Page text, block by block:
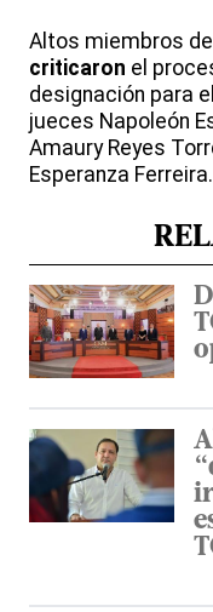
Altos miembros
criticaron el
designación para
jueces Napoleón
Amaury Reyes
Esperanza Ferreira.